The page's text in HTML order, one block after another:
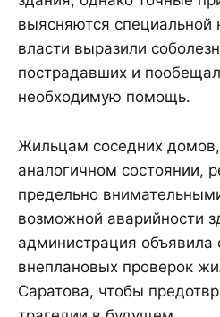
выясняются
власти выразили
пострадавших и
необходимую помощь.
Жильцам соседних
аналогичном состоянии,
предельно
возможной аварийности
администрация объявила
внеплановых проверок
Саратова, чтобы